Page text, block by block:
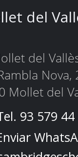
del
del
Nova,
Mollet del
93 579